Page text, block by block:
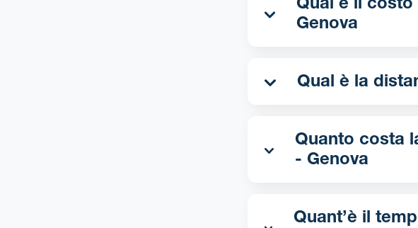
Qual è il costo del
Genova
Quanto costa la
- Genova
Quant’è il